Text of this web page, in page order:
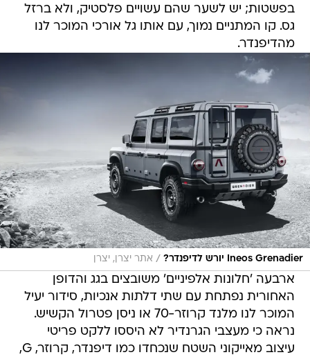
בפשטות; יש לשער שהם עשויים פלסטיק, ולא ברזל
גס. קו המתניים נמוך, עם אותו גל אורכי המוכר לנו
מהדיפנדר.
Ineos Grenadier יורש לדיפנדר? / אתר יצרן, יצרן
ארבעה 'חלונות אלפיניים' משובצים בגג והדופן
האחורית נפתחת עם שתי דלתות אנכיות, סידור יעיל
המוכר לנו מלנד קרוזר-70 או ניסן פטרול הקשיש.
נראה כי מעצבי הגרנדיר לא היססו ללקט פריטי
עיצוב מאייקוני השטח שנכחדו כמו דיפנדר, קרוזר, G,